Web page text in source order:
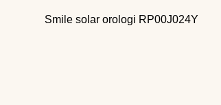
Smile solar orologi RP00J024Y